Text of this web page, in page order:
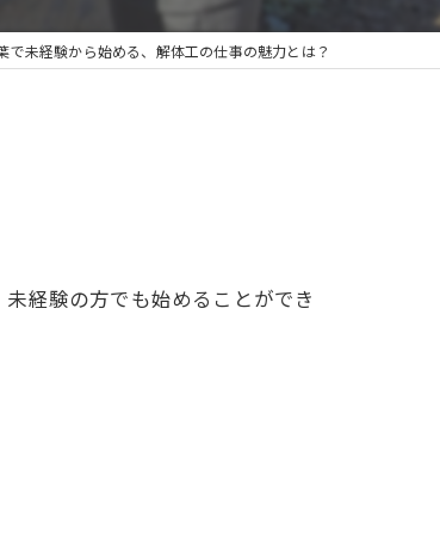
で未経験から始める、解体工の仕事の魅力とは？
経験の方でも始めることができ